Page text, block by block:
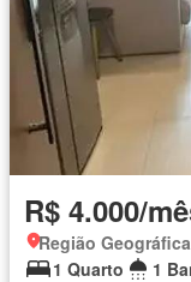
R$ 4.000/
Região
1 Quarto
1